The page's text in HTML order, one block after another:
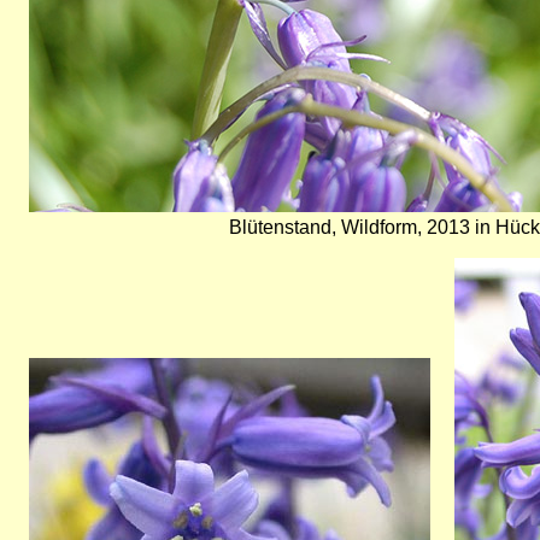
Blütenstand, Wildform, 2013 in
Bild
Bild